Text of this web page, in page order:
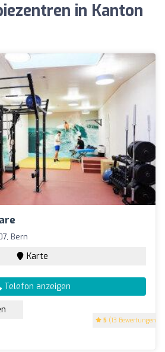
in Kanton
5 (13 Bewertungen)
Bern
Karte
Telefon anzeigen